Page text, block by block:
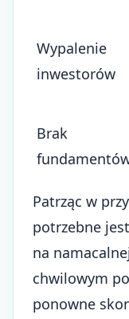
Wypalenie
inwestorów
Brak
Patrząc w
potrzebne
na
chwilowym
ponowne